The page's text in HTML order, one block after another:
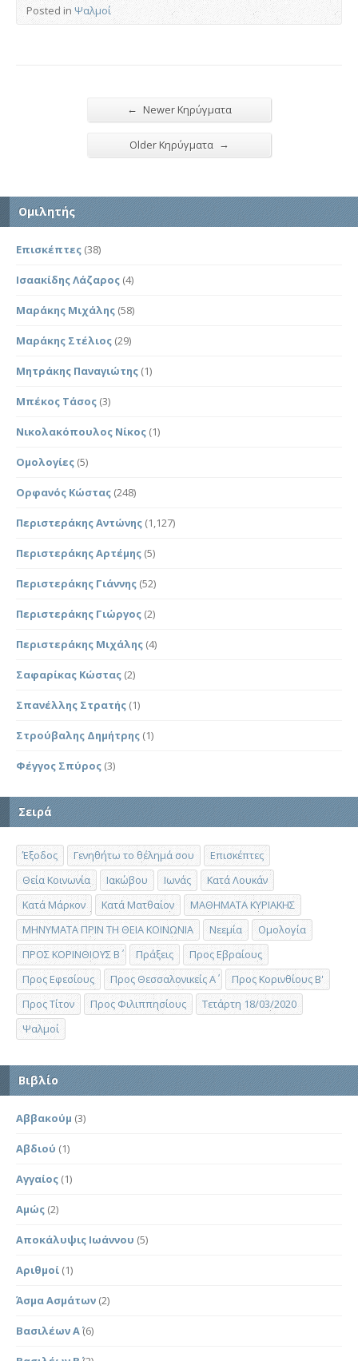
Posted in Ψαλμοί
← Newer Κηρύγματα
Older Κηρύγματα →
Ομιλητής
Επισκέπτες (38)
Ισαακίδης Λάζαρος (4)
Μαράκης Μιχάλης (58)
Μαράκης Στέλιος (29)
Μητράκης Παναγιώτης (1)
Μπέκος Τάσος (3)
Νικολακόπουλος Νίκος (1)
Ομολογίες (5)
Ορφανός Κώστας (248)
Περιστεράκης Αντώνης (1,127)
Περιστεράκης Αρτέμης (5)
Περιστεράκης Γιάννης (52)
Περιστεράκης Γιώργος (2)
Περιστεράκης Μιχάλης (4)
Σαφαρίκας Κώστας (2)
Σπανέλλης Στρατής (1)
Στρούβαλης Δημήτρης (1)
Φέγγος Σπύρος (3)
Σειρά
Έξοδος Γενηθήτω το θέλημά σου
Επισκέπτες
Θεία Κοινωνία
Ιακώβου Ιωνάς
Κατά Λουκάν
Κατά Μάρκον
Κατά Ματθαίον
ΜΑΘΗΜΑΤΑ ΚΥΡΙΑΚΗΣ
ΜΗΝΥΜΑΤΑ ΠΡΙΝ ΤΗ ΘΕΙΑ ΚΟΙΝΩΝΙΑ
Νεεμία
Ομολογία
ΠΡΟΣ ΚΟΡΙΝΘΙΟΥΣ Β΄
Πράξεις
Προς Εβραίους
Προς Εφεσίους
Προς Θεσσαλονικείς Α΄
Προς Κορινθίους Β'
Προς Τίτον
Προς Φιλιππησίους
Τετάρτη 18/03/2020
Ψαλμοί
Βιβλίο
Αββακούμ (3)
Αβδιού (1)
Αγγαίος (1)
Αμώς (2)
Αποκάλυψις Ιωάννου (5)
Αριθμοί (1)
Άσμα Ασμάτων (2)
Βασιλέων Α΄(6)